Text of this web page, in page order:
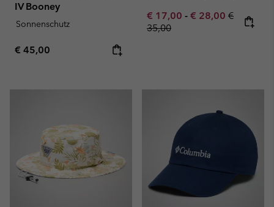
IV Booney
Sonnenschutz
Regular price:
€ 45,00
Minimum sale price:
€ 17,00 - Maximum sale
€ 28,00 Regular
€
35,00